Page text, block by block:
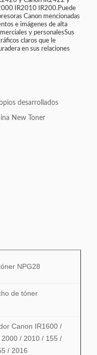
IR2010 IR200.Puede
Canon mencionadas
e imágenes de alta
y personalesSus
claros que le
en sus relaciones
desarrollados
New Toner
NPG28
de tóner
Canon IR1600 /
/ 2010 / 155 /
/ 2016